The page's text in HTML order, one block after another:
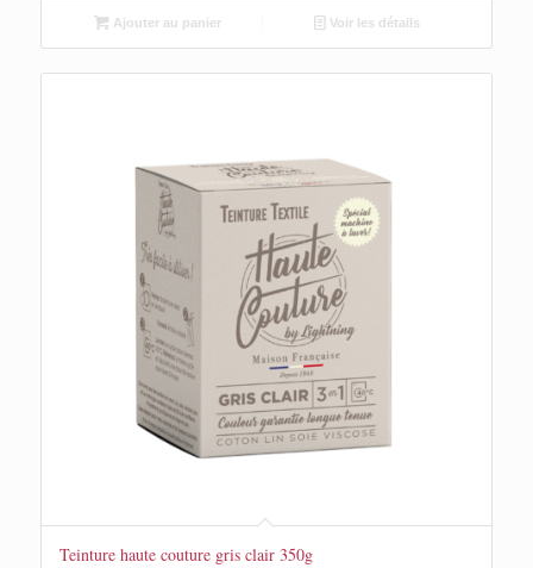
Ajouter au panier Voir les détails
Teinture haute couture gris clair 350g